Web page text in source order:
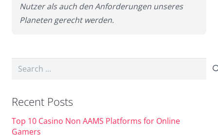
Nutzer als auch den Anforderungen unseres
Planeten gerecht werden.
Search
Recent Posts
Top 10 Casino Non AAMS Platforms for Online
Gamers